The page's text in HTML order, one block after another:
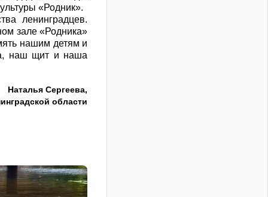
«Родник».
ленинградцев.
зале «Родника»
нашим детям и
наш щит и наша
Наталья Сергеева,
области